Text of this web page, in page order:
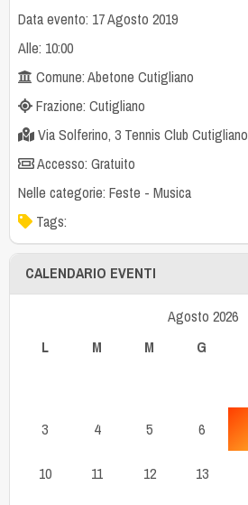
Data evento: 17 Agosto 2019
Alle: 10:00
Comune: Abetone Cutigliano
Frazione: Cutigliano
Via Solferino, 3 Tennis Club Cutigliano
Accesso: Gratuito
Nelle categorie: Feste - Musica
Tags:
CALENDARIO EVENTI
Agosto 2026
L
M M G
3 4 5 6
10 11 12 13